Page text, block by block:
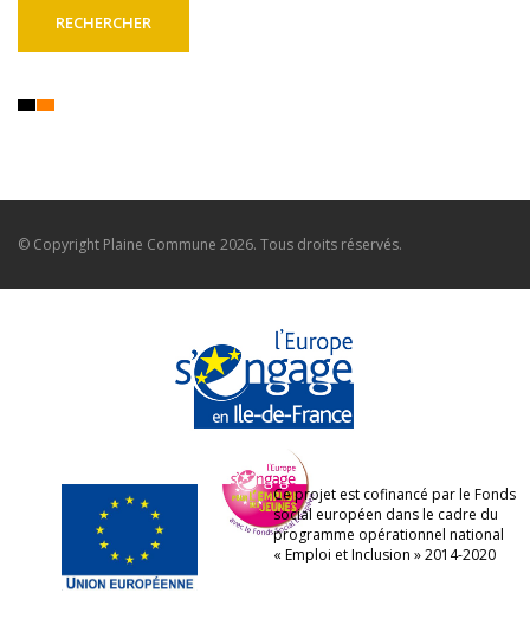
© Copyright Plaine Commune 2026. Tous droits réservés.
Ce projet est cofinancé par le Fonds
social européen dans le cadre du
programme opérationnel national
« Emploi et Inclusion » 2014-2020